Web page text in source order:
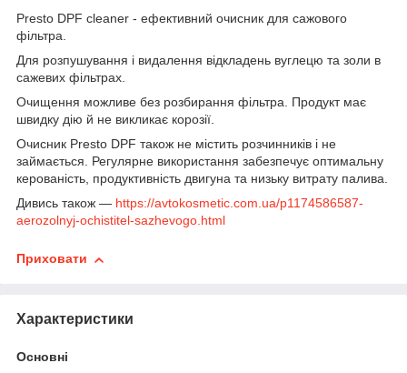
Presto DPF cleaner - ефективний очисник для сажового
фільтра.
Для розпушування і видалення відкладень вуглецю та золи в
сажевих фільтрах.
Очищення можливе без розбирання фільтра. Продукт має
швидку дію й не викликає корозії.
Очисник Presto DPF також не містить розчинників і не
займається. Регулярне використання забезпечує оптимальну
керованість, продуктивність двигуна та низьку витрату палива.
Дивись також — https://avtokosmetic.com.ua/p1174586587-
aerozolnyj-ochistitel-sazhevogo.html
Приховати
Характеристики
Основні